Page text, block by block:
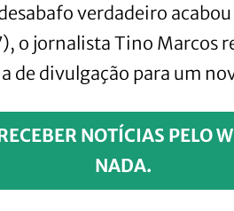
verdadeiro
o jornalista Tino Marcos
de divulgação para um
NOTÍCIAS PELO
NADA.